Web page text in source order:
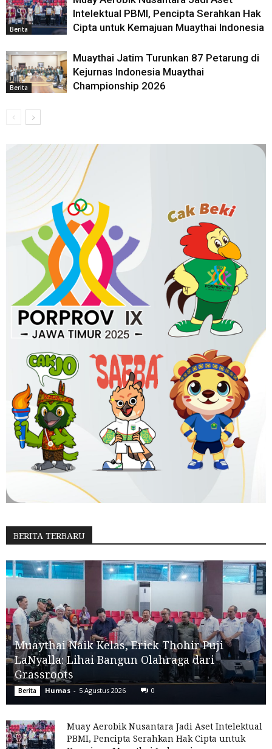
Berita
Intelektual PBMI, Pencipta Serahkan Hak
Cipta untuk Kemajuan Muaythai Indonesia
Berita
Muaythai Jatim Turunkan 87 Petarung di
Kejurnas Indonesia Muaythai
Championship 2026
BERITA TERBARU
Muaythai Naik Kelas, Erick Thohir Puji
LaNyalla: Lihai Bangun Olahraga dari
Grassroots
Berita Humas - 5 Agustus 2026 0
Muay Aerobik Nusantara Jadi Aset Intelektual
PBMI, Pencipta Serahkan Hak Cipta untuk